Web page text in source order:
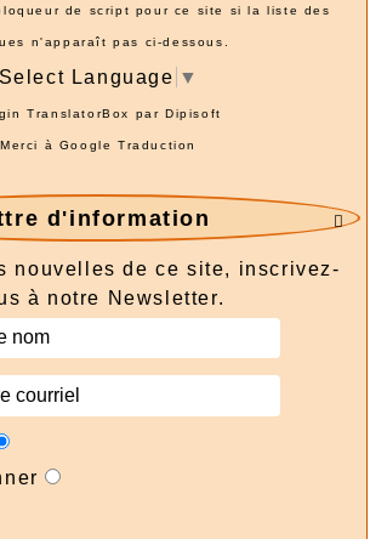
de script pour ce site si la liste des
n'apparaît pas ci-dessous.
Select Language ▼
TranslatorBox parDipisoft
Merci à Google Traduction

d'information
nouvelles de ce site, inscrivez-
à notre Newsletter.